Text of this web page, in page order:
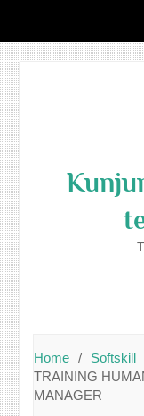
Home
Softskill
TRAINING
MANAGER